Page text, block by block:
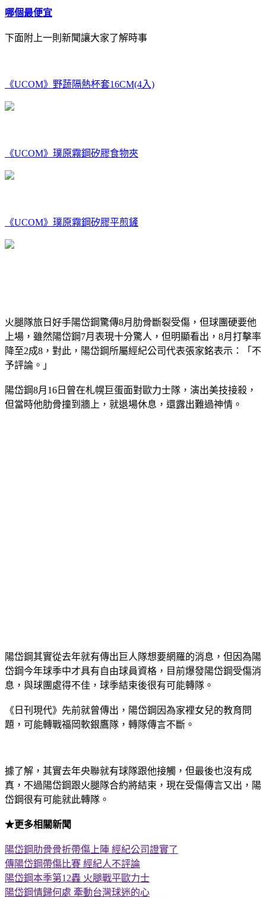
哪個最便宜
下面附上一則新聞讓大家了解時事
《UCOM》野蔬隔熱杯套16CM(4入)
《UCOM》璞原霧鋼矽膠食物夾
《UCOM》璞原霧鋼矽膠平煎鏟
火腿隊旅日好手陽岱鋼驚傳8月肋骨斷裂受傷，但球團硬要他
上場，雖然陽岱鋼7月表現十分驚人，但明顯看出，8月打擊率
降至2成8，對此，陽岱鋼所屬經紀公司代表張家銘表示：「不
予評論。」
陽岱鋼8月16日曾在札幌巨蛋面對歐力士隊，演出美技接殺，
但當時他肋骨撞到牆上，就退場休息，還露出難過神情。
陽岱鋼其實從去年就有傳出巨人隊想要網羅的消息，但因為陽
岱鋼今年球季中才具有自由球員資格，目前爆發陽岱鋼受傷消
息，與球團處得不佳，球季結束後很有可能轉隊。
《日刊現代》先前就曾傳出，陽岱鋼因為家裡女兒的教育問
題，可能轉戰福岡軟銀鷹隊，轉隊傳言不斷。
據了解，其實去年央聯就有球隊跟他接觸，但最後也沒有成
真，不過陽岱鋼跟火腿隊合約將結束，現在受傷傳言又出，陽
岱鋼很有可能就此轉隊。
★更多相關新聞
陽岱鋼肋骨骨折帶傷上陣 經紀公司證實了
傳陽岱鋼帶傷比賽 經紀人不評論
陽岱鋼本季第12轟 火腿戰平歐力士
陽岱鋼情歸何處 牽動台灣球迷的心